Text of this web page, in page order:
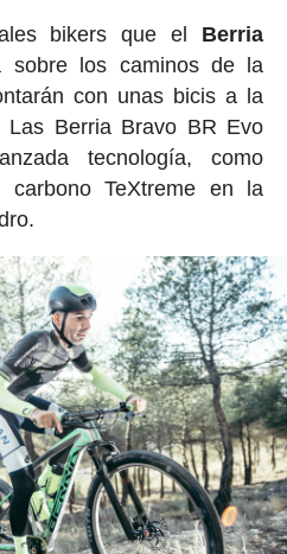
bikers que el Berria
sobre los caminos de la
con unas bicis a la
Berria Bravo BR Evo
tecnología, como
TeXtreme en la